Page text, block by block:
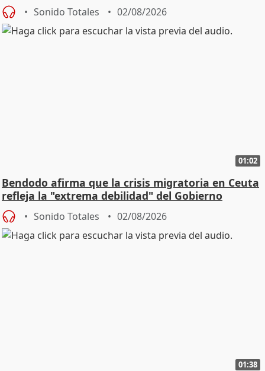
playas
Sonido Totales 02/08/2026
01:02
Bendodo afirma que la crisis migratoria en Ceuta
refleja la "extrema debilidad" del Gobierno
Sonido Totales 02/08/2026
01:38